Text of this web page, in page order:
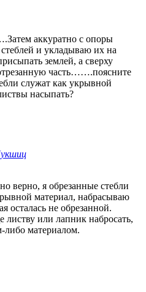
аккуратно с опоры
и укладываю их на
землей, а сверху
часть…….поясните
служат как укрывной
насыпать?
верно, я обрезанные стебли
материал, набрасываю
осталась не обрезанной.
или лапник набросать,
либо материалом.